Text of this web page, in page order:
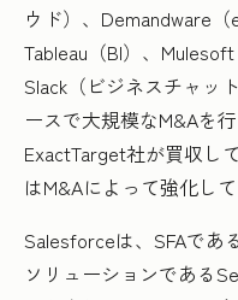
ウド）、Demandware（
Tableau（BI）、
Slack（ビジネスチャッ
ースで大規模なM&Aを
ExactTarget社が買収し
はM&Aによって強化して
Salesforceは、SFAであ
ソリューションである